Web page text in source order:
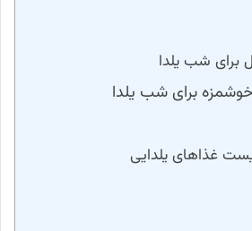
برای شب یلدا
برای شب یلدا
غذاهای یلدایی